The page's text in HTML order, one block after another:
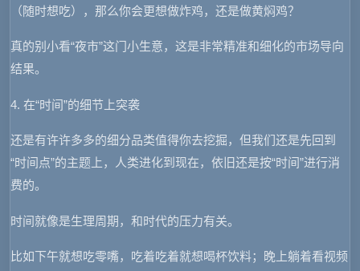
（随时想吃），那么你会更想做炸鸡，还是做黄焖鸡？
真的别小看“夜市”这门小生意，这是非常精准和细化的市场导向
结果。
4. 在“时间”的细节上突袭
还是有许许多多的细分品类值得你去挖掘，但我们还是先回到
“时间点”的主题上，人类进化到现在，依旧还是按“时间”进行消
费的。
时间就像是生理周期，和时代的压力有关。
比如下午就想吃零嘴，吃着吃着就想喝杯饮料；晚上躺着看视频